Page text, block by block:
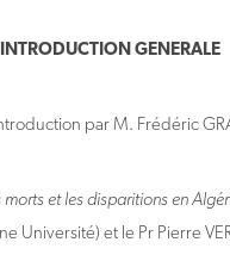
INTRODUCTION GENERALE
par M. Frédéric
et les disparitions en
Université) et le Pr Pierre